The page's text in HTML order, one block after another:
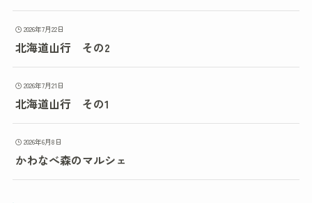
2026年7月22日
北海道山行 その2
2026年7月21日
北海道山行 その1
2026年6月8日
かわなべ森のマルシェ